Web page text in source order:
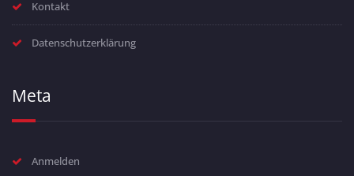
Kontakt
Datenschutzerklärung
Meta
Anmelden